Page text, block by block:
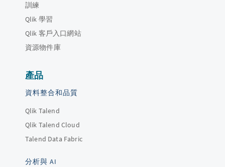
訓練
Qlik 學習
Qlik 客戶入口網站
資源物件庫
產品
資料整合和品質
Qlik Talend
Qlik Talend Cloud
Talend Data Fabric
分析與 AI